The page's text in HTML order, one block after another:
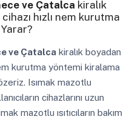
ve Çatalca kiralık
hızlı nem kurutma
ve Çatalcakiralık boyadan
kurutma yöntemi kiralama
Isımak mazotlu
cihazlarını uzun
mazotlu ısıtıcıların bakım